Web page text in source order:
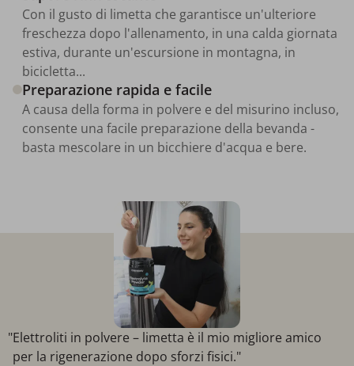
Con il gusto di limetta che garantisce un'ulteriore
freschezza dopo l'allenamento, in una calda giornata
estiva, durante un'escursione in montagna, in
bicicletta...
Preparazione rapida e facile
A causa della forma in polvere e del misurino incluso,
consente una facile preparazione della bevanda -
basta mescolare in un bicchiere d'acqua e bere.
"Elettroliti in polvere – limetta è il mio migliore amico
per la rigenerazione dopo sforzi fisici."